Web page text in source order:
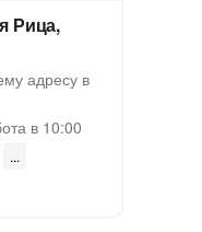
Рица,
адресу в
в 10:00